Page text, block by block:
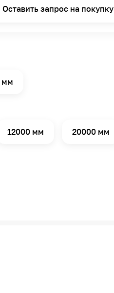
Оставить запрос на покупку
мм
12000 мм 20000 мм